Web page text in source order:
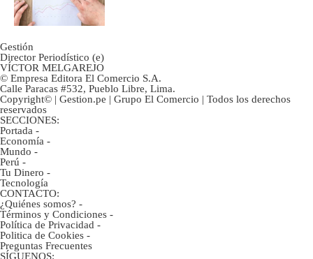
Gestión
Director Periodístico (e)
VÍCTOR MELGAREJO
© Empresa Editora El Comercio S.A.
Calle Paracas #532, Pueblo Libre, Lima.
Copyright© | Gestion.pe | Grupo El Comercio | Todos los derechos
reservados
SECCIONES:
Portada -
Economía -
Mundo -
Perú -
Tu Dinero -
Tecnología
CONTACTO:
¿Quiénes somos? -
Términos y Condiciones -
Política de Privacidad -
Politica de Cookies -
Preguntas Frecuentes
SÍGUENOS: